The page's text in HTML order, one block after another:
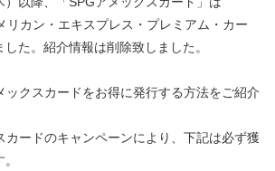
リカン・エキスプレス・プレミアム・カー
した。紹介情報は削除致しました。
ックスカードをお得に発行する方法をご紹介
カードのキャンペーンにより、下記は必ず獲